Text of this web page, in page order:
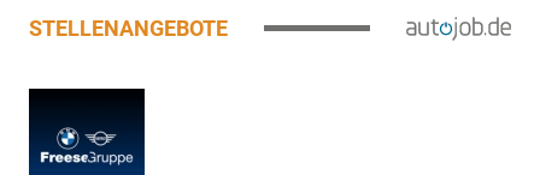
STELLENANGEBOTE